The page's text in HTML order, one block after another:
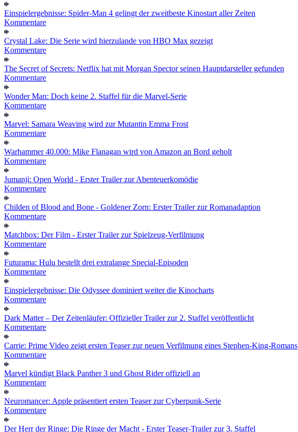
Einspielergebnisse: Spider-Man 4 gelingt der zweitbeste Kinostart aller Zeiten
Kommentare
Crystal Lake: Die Serie wird hierzulande von HBO Max gezeigt
Kommentare
The Secret of Secrets: Netflix hat mit Morgan Spector seinen Hauptdarsteller gefunden
Kommentare
Wonder Man: Doch keine 2. Staffel für die Marvel-Serie
Kommentare
Marvel: Samara Weaving wird zur Mutantin Emma Frost
Kommentare
Warhammer 40.000: Mike Flanagan wird von Amazon an Bord geholt
Kommentare
Jumanji: Open World - Erster Trailer zur Abenteuerkomödie
Kommentare
Childen of Blood and Bone - Goldener Zorn: Erster Trailer zur Romanadaption
Kommentare
Matchbox: Der Film - Erster Trailer zur Spielzeug-Verfilmung
Kommentare
Futurama: Hulu bestellt drei extralange Special-Episoden
Kommentare
Einspielergebnisse: Die Odyssee dominiert weiter die Kinocharts
Kommentare
Dark Matter – Der Zeitenläufer: Offizieller Trailer zur 2. Staffel veröffentlicht
Kommentare
Carrie: Prime Video zeigt ersten Teaser zur neuen Verfilmung eines Stephen-King-Romans
Kommentare
Marvel kündigt Black Panther 3 und Ghost Rider offiziell an
Kommentare
Neuromancer: Apple präsentiert ersten Teaser zur Cyberpunk-Serie
Kommentare
Der Herr der Ringe: Die Ringe der Macht - Erster Teaser-Trailer zur 3. Staffel